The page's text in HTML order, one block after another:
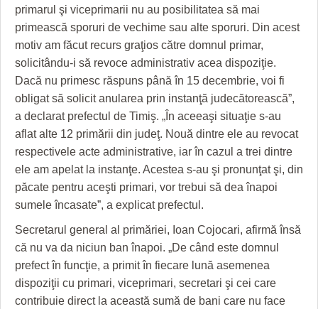
DIVERSE
FARMACII DIN TIMIŞOARA
HARTA TIMIŞOAREI
LICEE, ŞCOLI ŞI GRĂDINIŢE DIN TIMIŞ
PRIMĂRIILE DIN TIMIŞ
SFATUL MEDICULUI
SFATURI JURIDICE
primarul şi viceprimarii nu au posibilitatea să mai
primească sporuri de vechime sau alte sporuri. Din acest
motiv am făcut recurs graţios către domnul primar,
solicitându-i să revoce administrativ acea dispoziţie.
Dacă nu primesc răspuns până în 15 decembrie, voi fi
obligat să solicit anularea prin instanţă judecătorească”,
a declarat prefectul de Timiş. „În aceeaşi situaţie s-au
aflat alte 12 primării din judeţ. Nouă dintre ele au revocat
respectivele acte administrative, iar în cazul a trei dintre
ele am apelat la instanţe. Acestea s-au şi pronunţat şi, din
păcate pentru aceşti primari, vor trebui să dea înapoi
sumele încasate”, a explicat prefectul.
Secretarul general al primăriei, Ioan Cojocari, afirmă însă
că nu va da niciun ban înapoi. „De când este domnul
prefect în funcţie, a primit în fiecare lună asemenea
dispoziţii cu primari, viceprimari, secretari şi cei care
contribuie direct la această sumă de bani care nu face